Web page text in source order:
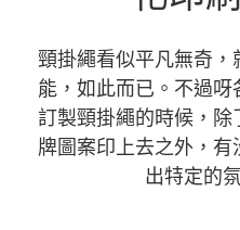
頸掛繩看似平凡無奇
能，如此而已。不過
訂製頸掛繩的時候，除
牌圖案印上去之外，
出特定的